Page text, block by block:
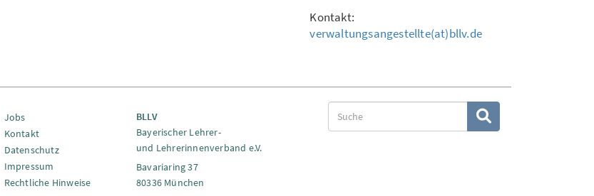
Kontakt:
verwaltungsangestellte(at)bllv.de
Jobs
Kontakt
Datenschutz
Impressum
Rechtliche Hinweise
BLLV
Bayerischer Lehrer-
und Lehrerinnenverband e.V.
Bavariaring 37
80336 München